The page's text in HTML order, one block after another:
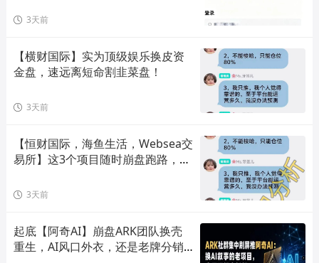
3天前
【横财国际】实为顶级娱乐换皮资
金盘，速远离短命割韭菜盘！
3天前
【恒财国际，海鱼生活，Websea交
易所】这3个项目随时崩盘跑路，赶
3天前
起底【阿奇AI】崩盘ARK团队换壳
重生，AI风口外衣，还是老牌分销